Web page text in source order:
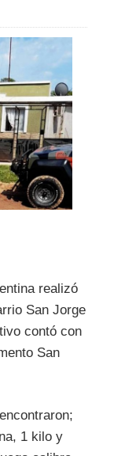
realizó
San Jorge
contó con
San
1 kilo y